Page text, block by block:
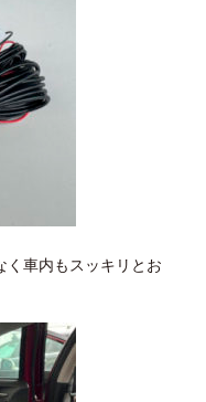
く車内もスッキリとお